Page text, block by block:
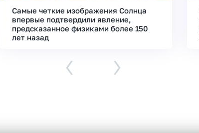
Самые четкие изображения Солнца
впервые подтвердили явление,
предсказанное физиками более 150
лет назад
‹ ›